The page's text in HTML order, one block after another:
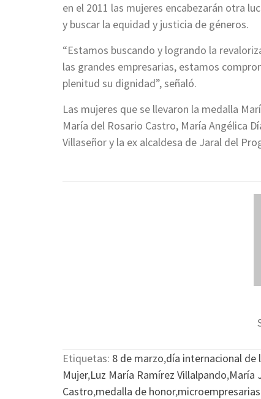
en el 2011 las mujeres encabezarán otra
y buscar la equidad y justicia de géneros.
“Estamos buscando y logrando la
las grandes empresarias, estamos
plenitud su dignidad”, señaló.
Las mujeres que se llevaron la medalla
María del Rosario Castro, María Angélica
Villaseñor y la ex alcaldesa de Jaral del
Etiquetas: 8 de marzo,día internacional de
Mujer,Luz María Ramírez Villalpando,María
Castro,medalla de honor,